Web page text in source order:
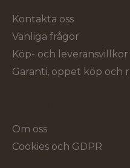
Kontakta oss
Vanliga frågor
Köp- och leveransvillkor
Garanti, öppet köp och
Om oss
Cookies och GDPR